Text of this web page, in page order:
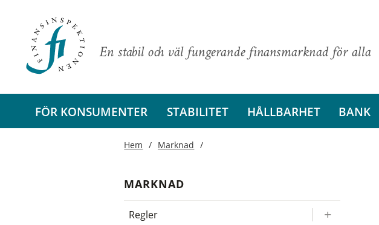
En stabil och väl fungerande finansmarknad för alla
FÖR KONSUMENTER STABILITET HÅLLBARHET BANK
Hem Marknad
MARKNAD
Regler